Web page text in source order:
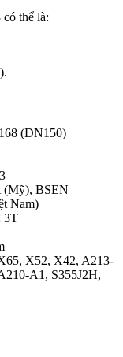
thể là:
(DN150)
(Mỹ), BSEN
Nam)
3T
X52, X42, A213-
A1, S355J2H,